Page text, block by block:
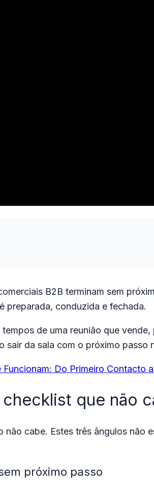
B2B terminam sem
preparada, conduzida e fechada.
de uma reunião que
sair da sala com o próximo passo
Funcionam: Do Primeiro Contacto
que não
cabe. Estes três ângulos não
próximo passo